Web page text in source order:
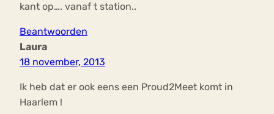
kant op…. vanaf t station..
Beantwoorden
Laura
18 november, 2013
Ik heb dat er ook eens een Proud2Meet komt in
Haarlem !